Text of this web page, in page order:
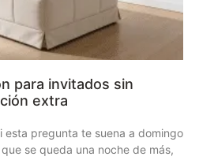
para invitados sin
extra
esta pregunta te suena a domingo
se queda una noche de más,